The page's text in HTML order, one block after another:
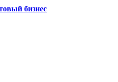
бизнес